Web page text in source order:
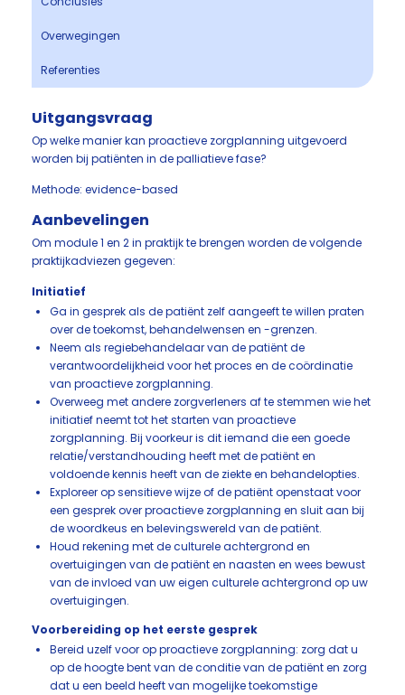
Overwegingen
Referenties
Uitgangsvraag
Op welke manier kan proactieve zorgplanning uitgevoerd
worden bij patiënten in de palliatieve fase?
Methode: evidence-based
Aanbevelingen
Om module 1 en 2 in praktijk te brengen worden de volgende
praktijkadviezen gegeven:
Initiatief
Ga in gesprek als de patiënt zelf aangeeft te willen praten
over de toekomst, behandelwensen en -grenzen.
Neem als regiebehandelaar van de patiënt de
verantwoordelijkheid voor het proces en de coördinatie
van proactieve zorgplanning.
Overweeg met andere zorgverleners af te stemmen wie het
initiatief neemt tot het starten van proactieve
zorgplanning. Bij voorkeur is dit iemand die een goede
relatie/verstandhouding heeft met de patiënt en
voldoende kennis heeft van de ziekte en behandelopties.
Exploreer op sensitieve wijze of de patiënt openstaat voor
een gesprek over proactieve zorgplanning en sluit aan bij
de woordkeus en belevingswereld van de patiënt.
Houd rekening met de culturele achtergrond en
overtuigingen van de patiënt en naasten en wees bewust
van de invloed van uw eigen culturele achtergrond op uw
overtuigingen.
Voorbereiding op het eerste gesprek
Bereid uzelf voor op proactieve zorgplanning: zorg dat u
op de hoogte bent van de conditie van de patiënt en zorg
dat u een beeld heeft van mogelijke toekomstige